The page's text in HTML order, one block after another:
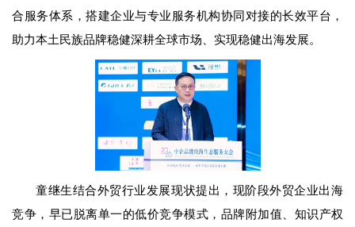
合服务体系，搭建企业与专业服务机构协同对接的长效平台，
助力本土民族品牌稳健深耕全球市场、实现稳健出海发展。
童继生结合外贸行业发展现状提出，现阶段外贸企业出海
竞争，早已脱离单一的低价竞争模式，品牌附加值、知识产权